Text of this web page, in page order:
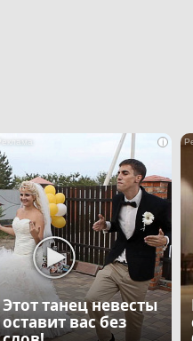
i
Этот танец невесты
оставит вас без